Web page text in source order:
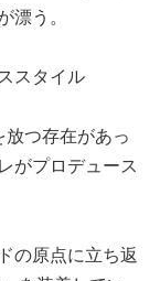
漂う。
スタイル
つ存在があっ
がプロデュース
の原点に立ち返